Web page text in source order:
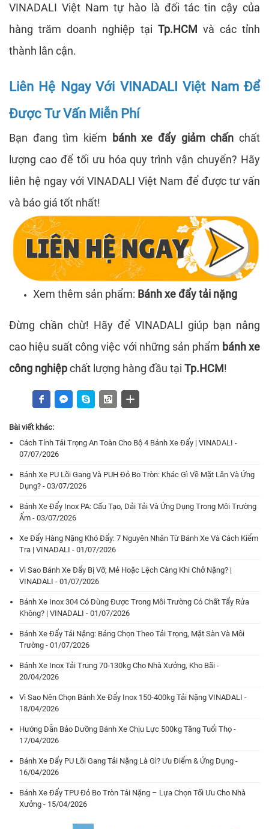
VINADALI Việt Nam tự hào là đối tác tin cậy của
hàng trăm doanh nghiệp tại Tp.HCM và các tỉnh
thành lân cận.
Liên Hệ Ngay Với VINADALI Việt Nam Để
Được Tư Vấn Miễn Phí
Bạn đang tìm kiếm bánh xe đẩy giảm chấn chất
lượng cao để tối ưu hóa quy trình vận chuyển? Hãy
liên hệ ngay với VINADALI Việt Nam để được tư vấn
và báo giá tốt nhất!
Xem thêm sản phẩm: Bánh xe đẩy tải nặng
Đừng chần chừ! Hãy để VINADALI giúp bạn nâng
cao hiệu suất công việc với những sản phẩm bánh xe
công nghiệpchất lượng hàng đầu tại Tp.HCM!
Bài viết khác:
Cách Tính Tải Trọng An Toàn Cho Bộ 4 Bánh Xe Đẩy | VINADALI -
07/07/2026
Bánh Xe PU Lõi Gang Và PUH Đỏ Bo Tròn: Khác Gì Về Mặt Lăn Và Ứng
Dụng? - 03/07/2026
Bánh Xe Đẩy Inox PA: Cấu Tạo, Dải Tải Và Ứng Dụng Trong Môi Trường
Ẩm - 03/07/2026
Xe Đẩy Hàng Nặng Khó Đẩy: 7 Nguyên Nhân Từ Bánh Xe Và Cách Kiểm
Tra | VINADALI - 01/07/2026
Vì Sao Bánh Xe Đẩy Bị Vỡ, Mẻ Hoặc Lệch Càng Khi Chở Nặng? |
VINADALI - 01/07/2026
Bánh Xe Inox 304 Có Dùng Được Trong Môi Trường Có Chất Tẩy Rửa
Không? | VINADALI - 01/07/2026
Bánh Xe Đẩy Tải Nặng: Bảng Chọn Theo Tải Trọng, Mặt Sàn Và Môi
Trường - 01/07/2026
Bánh Xe Inox Tải Trung 70-130kg Cho Nhà Xưởng, Kho Bãi -
20/04/2026
Vì Sao Nên Chọn Bánh Xe Đẩy Inox 150-400kg Tải Nặng VINADALI -
18/04/2026
Hướng Dẫn Bảo Dưỡng Bánh Xe Chịu Lực 500kg Tăng Tuổi Thọ -
17/04/2026
Bánh Xe Đẩy PU Lõi Gang Tải Nặng Là Gì? Ưu Điểm & Ứng Dụng -
16/04/2026
Bánh Xe Đẩy TPU Đỏ Bo Tròn Tải Nặng – Lựa Chọn Tối Ưu Cho Nhà
Xưởng - 15/04/2026